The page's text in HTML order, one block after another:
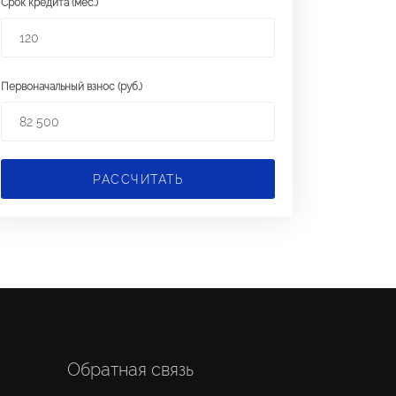
Срок кредита (мес.)
Первоначальный взнос (руб.)
РАССЧИТАТЬ
Обратная связь